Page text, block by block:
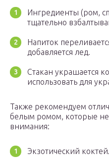
Ингредиенты (ром,
тщательно
Напиток
добавляется лед.
Стакан украшается
использовать для
Также рекомендуем
белым ромом, которые
внимания:
Экзотический